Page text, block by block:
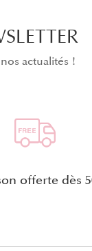
actualités !
offerte dès